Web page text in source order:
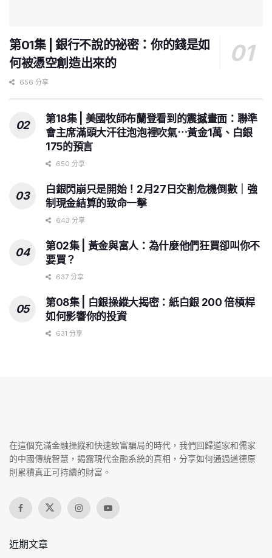
第01集 | 銀行不說的祕密：你的錢是如
何被憑空創造出來的
656 分享
第18集 | 美國牧師布蘭登看到的震撼畫面：聯準
會主席滿頭大汗往泡泡裡吹氣⋯黃金1萬、白銀
175的預言
650 分享
白銀閃崩只是開始！2月27日交割危機倒數｜強
制現金結算的致命一擊
643 分享
第02集 | 黃金與富人：為什麼他們狂買卻叫你不
要買？
637 分享
第08集 | 白銀操縱大揭密：紙白銀 200 倍槓桿
如何影響你的投資
631 分享
在這個充滿金融操縱和快速致富騙局的時代，我們回歸道家和儒家
的中國傳統智慧，揭露現代金融系統的真相，分享如何通過道德原
則累積真正可持續的財富。
近期文章